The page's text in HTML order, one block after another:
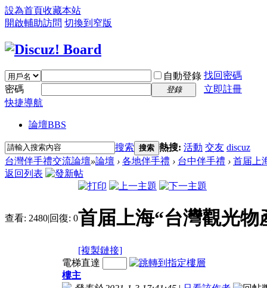
設為首頁收藏本站
開啟輔助訪問 切換到窄版
自動登錄 找回密碼
密碼
登錄
立即註冊
快捷導航
論壇BBS
搜索 搜索 熱搜: 活動 交友 discuz
台灣伴手禮交流論壇»論壇 › 各地伴手禮 › 台中伴手禮 › 首届上
返回列表
查看: 2480|回復: 0首届上海“台灣觀光
[複製鏈接]
電梯直達
樓主